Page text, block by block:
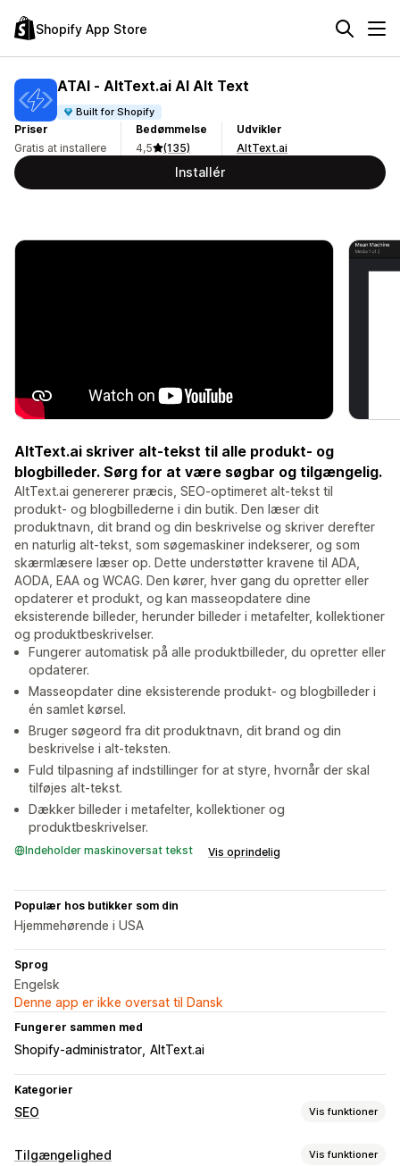
Shopify App Store
ATAI ‑ AltText.ai AI Alt Text
Built for Shopify
Priser
Gratis at installere
Bedømmelse
4,5
(135)
Udvikler
AltText.ai
Installér
AltText.ai skriver alt-tekst til alle produkt- og
blogbilleder. Sørg for at være søgbar og tilgængelig.
AltText.ai genererer præcis, SEO-optimeret alt-tekst til
produkt- og blogbillederne i din butik. Den læser dit
produktnavn, dit brand og din beskrivelse og skriver derefter
en naturlig alt-tekst, som søgemaskiner indekserer, og som
skærmlæsere læser op. Dette understøtter kravene til ADA,
AODA, EAA og WCAG. Den kører, hver gang du opretter eller
opdaterer et produkt, og kan masseopdatere dine
eksisterende billeder, herunder billeder i metafelter, kollektioner
og produktbeskrivelser.
Fungerer automatisk på alle produktbilleder, du opretter eller
opdaterer.
Masseopdater dine eksisterende produkt- og blogbilleder i
én samlet kørsel.
Bruger søgeord fra dit produktnavn, dit brand og din
beskrivelse i alt-teksten.
Fuld tilpasning af indstillinger for at styre, hvornår der skal
tilføjes alt-tekst.
Dækker billeder i metafelter, kollektioner og
produktbeskrivelser.
Indeholder maskinoversat tekst Vis oprindelig
Populær hos butikker som din
Hjemmehørende i USA
Sprog
Engelsk
Denne app er ikke oversat til Dansk
Fungerer sammen med
Shopify-administrator AltText.ai
Kategorier
SEO Vis funktioner
SEO-værktøjer
Tilgængelighed Vis funktioner